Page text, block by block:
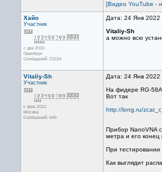
[Видео YouTube -
Хайо
Участник
с дек 2015
Оренбург
Сообщений: 21534
Дата: 24 Янв 2022
Vitaliy-Sh
а можно всю
Vitaliy-Sh
Участник
с фев 2021
Москва
Сообщений: 649
Дата: 24 Янв 2022
На фидере RG-
Вот так
http://long.ru/
Прибор NanoVNA
метра и его
При тестировании
Как выглядит